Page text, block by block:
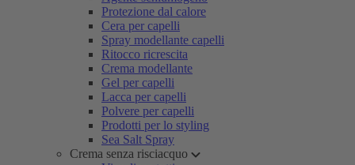
Protezione dal calore
Cera per capelli
Spray modellante capelli
Ritocco ricrescita
Crema modellante
Gel per capelli
Lacca per capelli
Polvere per capelli
Prodotti per lo styling
Sea Salt Spray
Crema senza risciacquo